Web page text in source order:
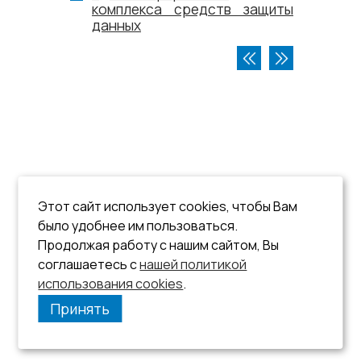
комплекса средств защиты
данных
Этот сайт использует cookies, чтобы Вам
было удобнее им пользоваться.
Продолжая работу с нашим сайтом, Вы
соглашаетесь снашей политикой
использования cookies.
Принять